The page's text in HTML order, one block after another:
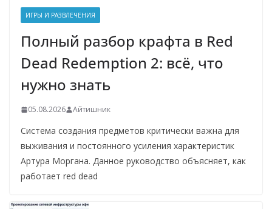
ИГРЫ И РАЗВЛЕЧЕНИЯ
Полный разбор крафта в Red
Dead Redemption 2: всё, что
нужно знать
05.08.2026 Айтишник
Система создания предметов критически важна для
выживания и постоянного усиления характеристик
Артура Моргана. Данное руководство объясняет, как
работает red dead